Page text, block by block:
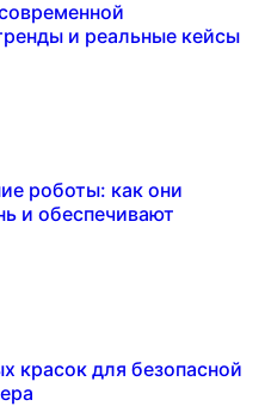
и реальные кейсы
роботы: как они
и обеспечивают
красок для безопасной